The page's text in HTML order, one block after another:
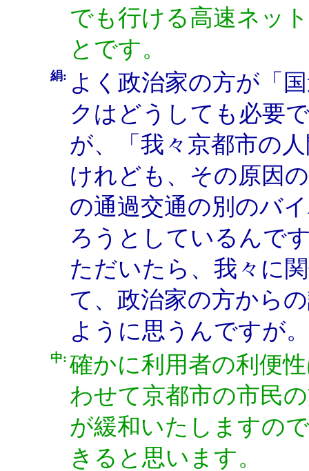
でも行ける高速ネッ
とです。
絹: よく政治家の方が「
クはどうしても必要
が、「我々京都市の
けれども、その原因
の通過交通の別のバ
ろうとしているんで
ただいたら、我々に
て、政治家の方から
ように思うんですが。
中: 確かに利用者の利便
わせて京都市の市民
が緩和いたしますの
きると思います。